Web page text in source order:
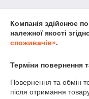
Компанія здійснює
належної якості
споживачів».
Терміни повернення
Повернення та обмін
після отримання